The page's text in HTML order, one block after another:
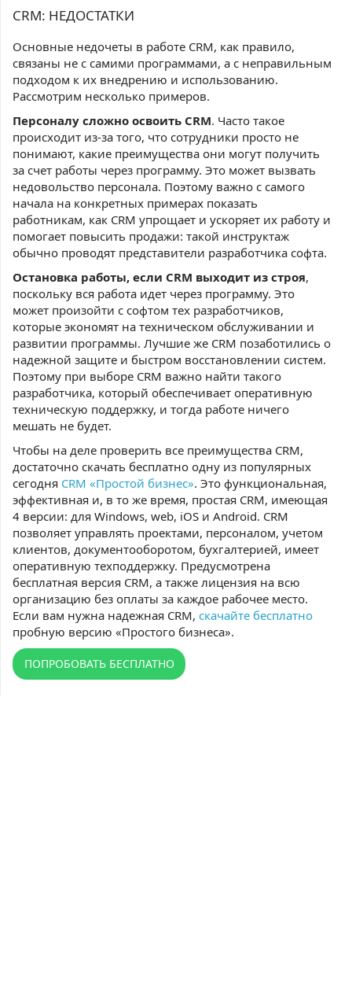
CRM: НЕДОСТАТКИ
Основные недочеты в работе CRM, как правило,
связаны не с самими программами, а с неправильным
подходом к их внедрению и использованию.
Рассмотрим несколько примеров.
Персоналу сложно освоить CRM. Часто такое
происходит из-за того, что сотрудники просто не
понимают, какие преимущества они могут получить
за счет работы через программу. Это может вызвать
недовольство персонала. Поэтому важно с самого
начала на конкретных примерах показать
работникам, как CRM упрощает и ускоряет их работу и
помогает повысить продажи: такой инструктаж
обычно проводят представители разработчика софта.
Остановка работы, если CRM выходит из строя,
поскольку вся работа идет через программу. Это
может произойти с софтом тех разработчиков,
которые экономят на техническом обслуживании и
развитии программы. Лучшие же CRM позаботились о
надежной защите и быстром восстановлении систем.
Поэтому при выборе CRM важно найти такого
разработчика, который обеспечивает оперативную
техническую поддержку, и тогда работе ничего
мешать не будет.
Чтобы на деле проверить все преимущества CRM,
достаточно скачать бесплатно одну из популярных
сегодня CRM «Простой бизнес». Это функциональная,
эффективная и, в то же время, простая CRM, имеющая
4 версии: для Windows, web, iOS и Android. CRM
позволяет управлять проектами, персоналом, учетом
клиентов, документооборотом, бухгалтерией, имеет
оперативную техподдержку. Предусмотрена
бесплатная версия CRM, а также лицензия на всю
организацию без оплаты за каждое рабочее место.
Если вам нужна надежная CRM, скачайте бесплатно
пробную версию «Простого бизнеса».
ПОПРОБОВАТЬ БЕСПЛАТНО